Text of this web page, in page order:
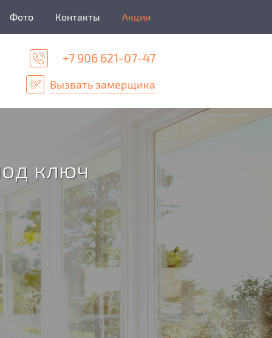
Фото Контакты Акции
+7 906 621-07-47
Вызвать замерщика
ключ